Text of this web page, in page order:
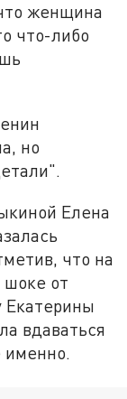
женщина
что-либо
но
Елена
что на
шоке от
Екатерины
вдаваться
именно.